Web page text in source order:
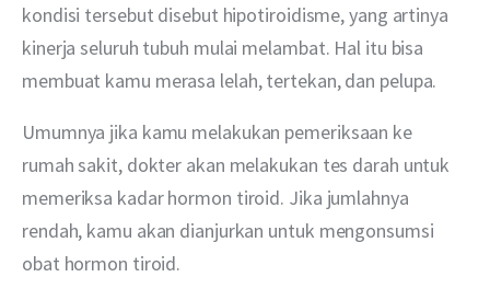
kondisi tersebut disebut hipotiroidisme, yang artinya
kinerja seluruh tubuh mulai melambat. Hal itu bisa
membuat kamu merasa lelah, tertekan, dan pelupa.
Umumnya jika kamu melakukan pemeriksaan ke
rumah sakit, dokter akan melakukan tes darah untuk
memeriksa kadar hormon tiroid. Jika jumlahnya
rendah, kamu akan dianjurkan untuk mengonsumsi
obat hormon tiroid.